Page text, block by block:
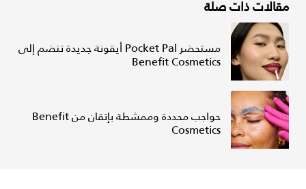
مقالات ذات صلة
مستحضر Pocket Pal أيقونة جديدة تنضم إلى
Benefit Cosmetics
حواجب محددة وممشطة بإتقان من Benefit
Cosmetics